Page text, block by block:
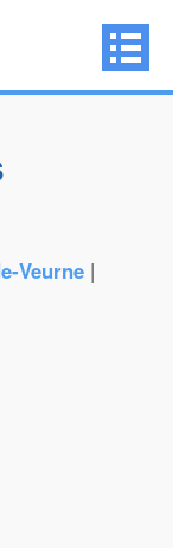
Veurne |